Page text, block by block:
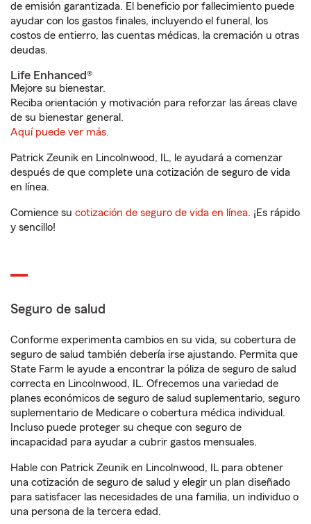
de emisión garantizada. El beneficio por fallecimiento puede
ayudar con los gastos finales, incluyendo el funeral, los
costos de entierro, las cuentas médicas, la cremación u otras
deudas.
Life Enhanced®
Mejore su bienestar.
Reciba orientación y motivación para reforzar las áreas clave
de su bienestar general.
Aquí puede ver más.
Patrick Zeunik en Lincolnwood, IL, le ayudará a comenzar
después de que complete una cotización de seguro de vida
en línea.
Comience su cotización de seguro de vida en línea. ¡Es rápido
y sencillo!
Seguro de salud
Conforme experimenta cambios en su vida, su cobertura de
seguro de salud también debería irse ajustando. Permita que
State Farm le ayude a encontrar la póliza de seguro de salud
correcta en Lincolnwood, IL. Ofrecemos una variedad de
planes económicos de seguro de salud suplementario, seguro
suplementario de Medicare o cobertura médica individual.
Incluso puede proteger su cheque con seguro de
incapacidad para ayudar a cubrir gastos mensuales.
Hable con Patrick Zeunik en Lincolnwood, IL para obtener
una cotización de seguro de salud y elegir un plan diseñado
para satisfacer las necesidades de una familia, un individuo o
una persona de la tercera edad.